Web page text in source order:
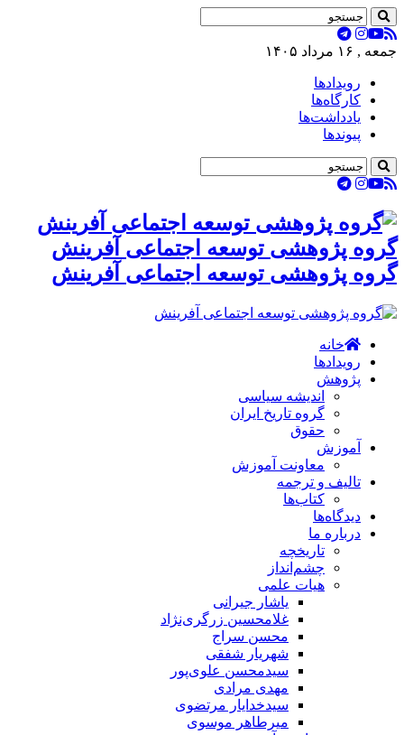
جمعه , ۱۶ مرداد ۱۴۰۵
رویدادها
کارگاه‌ها
یادداشت‌ها
پیوندها
گروه پژوهشی توسعه اجتماعی آفرینش
گروه پژوهشی توسعه اجتماعی آفرینش
خانه
رویدادها
پژوهش
اندیشه سیاسی
گروه تاریخ ایران
حقوق
آموزش
معاونت آموزش
تالیف و ترجمه
کتاب‌ها
دیدگاه‌ها
درباره ما
تاریخچه
چشم‌انداز
هیات علمی
یاشار جیرانی
غلامحسین زرگری‌نژاد
محسن سراج
شهریار شفقی
سیدمحسن علوی‌پور
مهدی مرادی
سیدخدایار مرتضوی
میرطاهر موسوی